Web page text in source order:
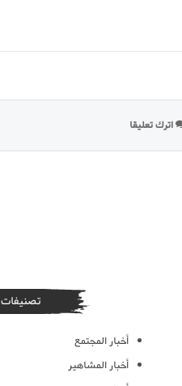
اترك تعليقا
تصنيفات
أخبار المجتمع
أخبار المشاهير